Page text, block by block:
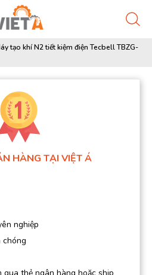
tạo khí N2 tiết kiệm điện Tecbell TBZG-
HÀNG TẠI VIỆT Á
nghiệp